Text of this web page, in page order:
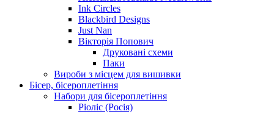
Ink Circles
Blackbird Designs
Just Nan
Вікторія Попович
Друковані схеми
Паки
Вироби з місцем для вишивки
Бісер, бісероплетіння
Набори для бісероплетіння
Ріоліс (Росія)